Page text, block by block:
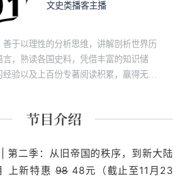
文史类播客主播
于以理性的分析思维，讲解剖析世界历
言，熟读各国史料，凭借丰富的知识储
验以及上百份专著阅读积累，赢得无数
| 第二季：从旧帝国的秩序，到新大陆
上新特惠9848元（截止至11月23